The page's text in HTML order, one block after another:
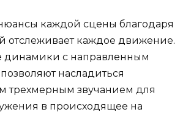
каждой сцены благодаря
отслеживает каждое движение.
динамики с направленным
насладиться
трехмерным звучанием для
в происходящее на